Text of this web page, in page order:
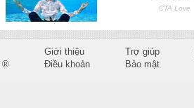
®
Giới thiệu
Điều khoản
Trợ giúp
Bảo mật